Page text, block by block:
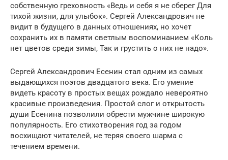
собственную греховность «Ведь и себя я не сберег Для
тихой жизни, для улыбок». Сергей Александрович не
видит в будущего в данных отношениях, но хочет
сохранить их в памяти светлым воспоминанием «Коль
нет цветов среди зимы, Так и грустить о них не надо».
Сергей Александрович Есенин стал одним из самых
выдающихся поэтов двадцатого века. Его умение
видеть красоту в простых вещах рождало невероятно
красивые произведения. Простой слог и открытость
души Есенина позволили обрести мужчине широкую
популярность. Его стихотворения год за годом
восхищают читателей, не теряя своего шарма с
течением времени.